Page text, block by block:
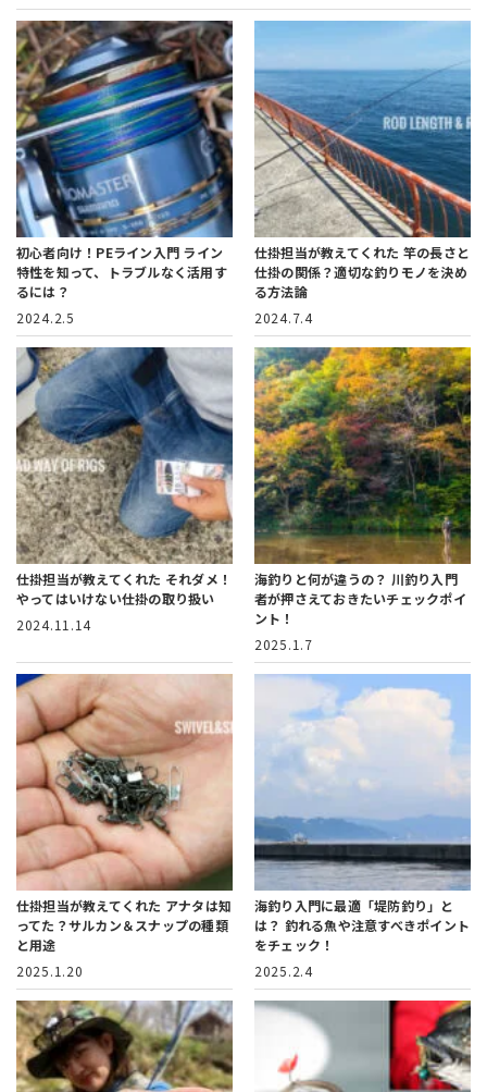
初心者向け！PEライン入門 ライン
特性を知って、トラブルなく活用す
るには？
2024.2.5
仕掛担当が教えてくれた 竿の長さと
仕掛の関係？適切な釣りモノを決め
る方法論
2024.7.4
仕掛担当が教えてくれた それダメ！
やってはいけない仕掛の取り扱い
2024.11.14
海釣りと何が違うの？ 川釣り入門
者が押さえておきたいチェックポイ
ント！
2025.1.7
仕掛担当が教えてくれた アナタは知
ってた？サルカン＆スナップの種類
と用途
2025.1.20
海釣り入門に最適「堤防釣り」と
は？ 釣れる魚や注意すべきポイント
をチェック！
2025.2.4